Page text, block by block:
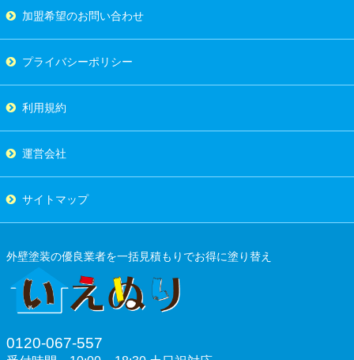
加盟希望のお問い合わせ
プライバシーポリシー
利用規約
運営会社
サイトマップ
外壁塗装の優良業者を一括見積もりでお得に塗り替え
0120-067-557